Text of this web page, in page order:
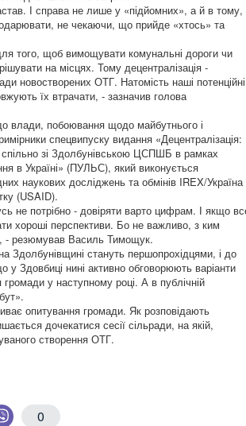
І справа не лише у «підйомних», а й в тому,
не чекаючи, що прийде «хтось» та
того, щоб вимощувати комунальні дороги чи
на місцях. Тому децентралізація -
новостворених ОТГ. Натомість наші потенційні
їх втрачати, - зазначив голова
влади, побою­вання щодо майбутнього і
спецвипуску видання «Децентралізація:
зі Здолбунівською ЦСПШБ в рамках
в Україні» (ПУЛЬС), який виконується
наукових досліджень та обмінів IREX/Україна
(USAID).
не потрібно - довіряти варто цифрам. І якщо
хороші перспективи. Бо не важливо, з ким
- резюмував Василь Тимощук.
Здолбунівщині стануть першопрохідцями, і до
Здовбиці нині активно обговорюють варіанти
у наступному році. А в пуб­лічній
опитування громади. Як розповідають
дочекатися сесії сільради, на якій,
створення ОТГ.
0